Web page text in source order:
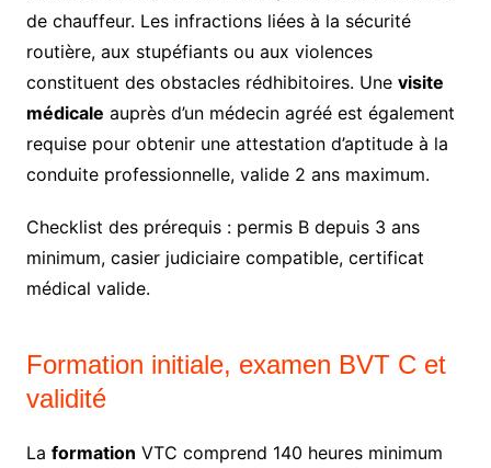
de chauffeur. Les infractions liées à la sécurité
routière, aux stupéfiants ou aux violences
constituent des obstacles rédhibitoires. Une visite
médicale auprès d’un médecin agréé est également
requise pour obtenir une attestation d’aptitude à la
conduite professionnelle, valide 2 ans maximum.
Checklist des prérequis : permis B depuis 3 ans
minimum, casier judiciaire compatible, certificat
médical valide.
Formation initiale, examen BVT C et
validité
La formation VTC comprend 140 heures minimum